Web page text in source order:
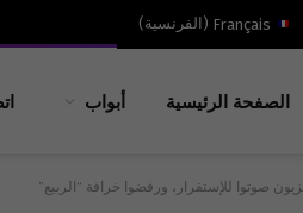
Français
( الفرنسية)
الصفحة الرئيسية أبواب
صوتوا للإستقرار، ورفضوا خرافة “الربيع”